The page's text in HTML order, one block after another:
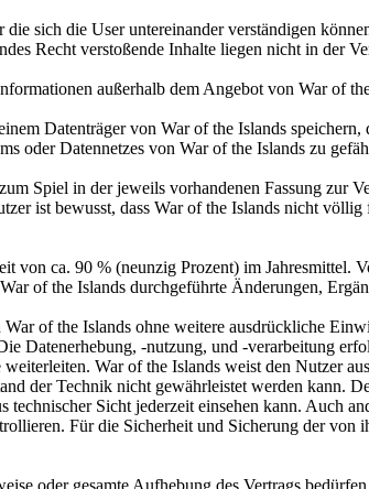
sich die User untereinander verständigen
Recht verstoßende Inhalte liegen nicht in
außerhalb dem Angebot von War of
Datenträger von War of the Islands
oder Datennetzes von War of the Islands zu
Spiel in der jeweils vorhandenen Fassung
ist bewusst, dass War of the Islands nicht
von ca. 90 % (neunzig Prozent) im Jahresmittel.
of the Islands durchgeführte Änderungen,
of the Islands ohne weitere ausdrückliche
Datenerhebung, -nutzung, und -verarbeitung
War of the Islands weist den Nutzer
der Technik nicht gewährleistet werden kann.
technischer Sicht jederzeit einsehen kann. Auch
Für die Sicherheit und Sicherung der
oder gesamte Aufhebung des Vertrags